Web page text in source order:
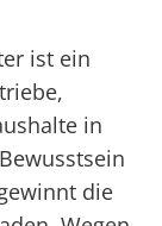
ist ein
in
die